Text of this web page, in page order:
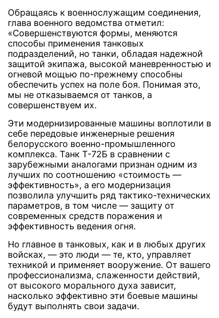
Обращаясь к военнослужащим соединения,
глава военного ведомства отметил:
«Совершенствуются формы, меняются
способы применения танковых
подразделений, но танки, обладая надежной
защитой экипажа, высокой маневренностью и
огневой мощью по-прежнему способны
обеспечить успех на поле боя. Понимая это,
мы не отказываемся от танков, а
совершенствуем их.
Эти модернизированные машины воплотили в
себе передовые инженерные решения
белорусского военно-промышленного
комплекса. Танк Т-72Б в сравнении с
зарубежными аналогами признан одним из
лучших по соотношению «стоимость —
эффективность», а его модернизация
позволила улучшить ряд тактико-технических
параметров, в том числе — защиту от
современных средств поражения и
эффективность ведения огня.
Но главное в танковых, как и в любых других
войсках, — это люди — те, кто, управляет
техникой и применяет вооружение. От вашего
профессионализма, слаженности действий,
от высокого морального духа зависит,
насколько эффективно эти боевые машины
будут выполнять свои задачи.